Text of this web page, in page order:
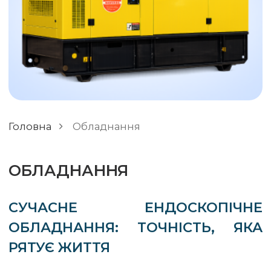
РІЗНЕ
Головна Обладнання
ОБЛАДНАННЯ
СУЧАСНЕ ЕНДОСКОПІЧНЕ
ОБЛАДНАННЯ: ТОЧНІСТЬ, ЯКА
РЯТУЄ ЖИТТЯ